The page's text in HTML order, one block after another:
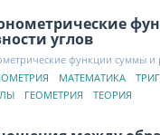
углов
функции суммы и
МАТЕМАТИКА
ГЕОМЕТРИЯ ТЕОРИЯ